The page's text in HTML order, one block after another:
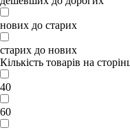
нових до старих
старих до нових
Кількість товарів на
40
60